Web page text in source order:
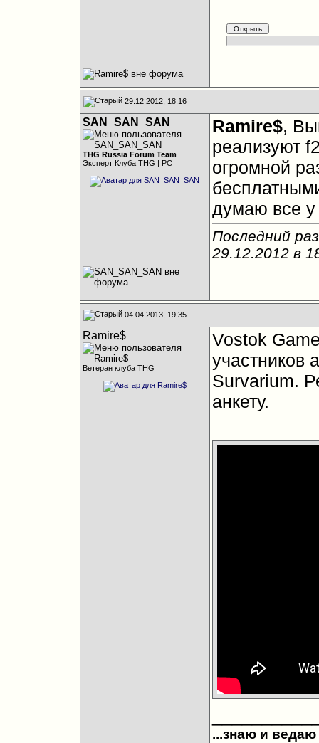
29.12.2012, 18:16
SAN_SAN_SAN
THG Russia Forum Team
Эксперт Клуба THG | PC
Ramire$,
реализуют
огромной
думаю все у
Последний
29.12.2012 в
04.04.2013, 19:35
Ramire$
Ветеран клуба THG
Vostok
участников
Survarium.
анкету.
...знаю и ведаю